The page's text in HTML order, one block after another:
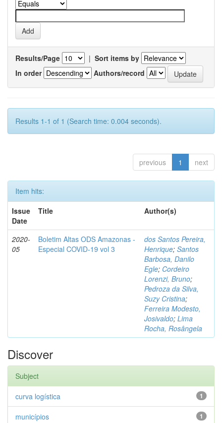
Results/Page | Sort items by
In order
Authors/record
Results 1-1 of 1 (Search time: 0.004 seconds).
previous 1 next
Item hits:
Issue
Date
Title Author(s)
2020-
05
Boletim Altas ODS Amazonas -
Especial COVID-19 vol 3
dos Santos Pereira,
Henrique; Santos
Barbosa, Danilo
Egle; Cordeiro
Lorenzi, Bruno;
Pedroza da Silva,
Suzy Cristina;
Ferreira Modesto,
Josivaldo; Lima
Rocha, Rosângela
Discover
Subject
1
curva logística
1
municípios